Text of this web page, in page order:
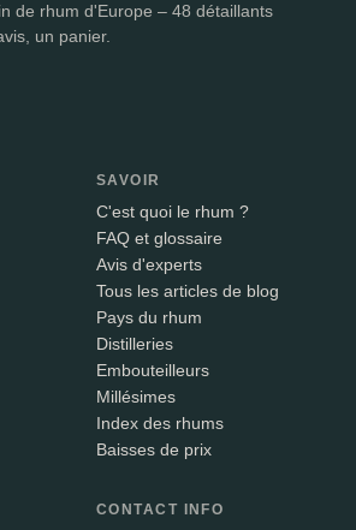
de rhum d'Europe – 48 détaillants
un panier.
SAVOIR
C'est quoi le rhum ?
FAQ et glossaire
Avis d'experts
Tous les articles de blog
Pays du rhum
Distilleries
Embouteilleurs
Millésimes
Index des rhums
Baisses de prix
CONTACT INFO